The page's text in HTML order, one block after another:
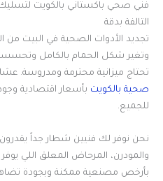
فني صحي باكستاني بالكويت لتسليك
التالفة بدقة
تجديد الأدوات الصحية في البيت من
وتغير شكل الحمام بالكامل وتحسسك
تحتاج ميزانية محترمة ومدروسة.
صحية بالكويت بأسعار اقتصادية
للجميع.
نحن نوفر لك فنيين شطار جداً
والمودرن، المرحاض المعلق اللي
بأرخص مصنعية ممكنة وبجودة